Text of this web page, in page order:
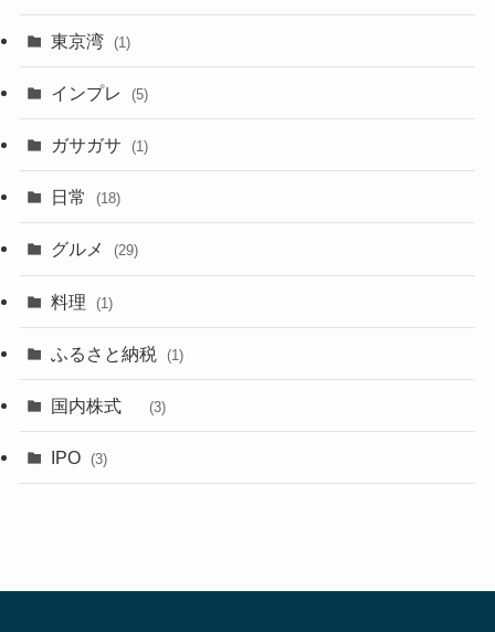
東京湾 (1)
インプレ (5)
ガサガサ (1)
日常 (18)
グルメ (29)
料理 (1)
ふるさと納税 (1)
国内株式 (3)
IPO (3)